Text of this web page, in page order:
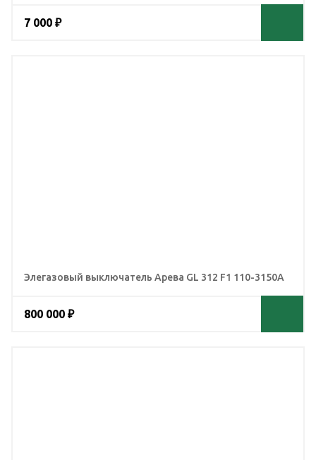
7 000 ₽
Элегазовый выключатель Арева GL 312 F1 110-3150А
800 000 ₽